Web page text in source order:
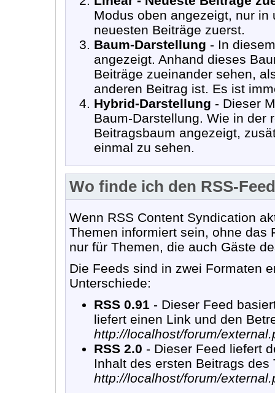
Modus oben angezeigt, nur
neuesten Beiträge zuerst.
Baum-Darstellung - In
angezeigt. Anhand dieses
Beiträge zueinander sehen,
anderen Beitrag ist. Es ist
Hybrid-Darstellung - Dieser
Baum-Darstellung. Wie in der
Beitragsbaum angezeigt,
einmal zu sehen.
Wo finde ich den RSS-
Wenn RSS Content Syndication
Themen informiert sein, ohne das
nur für Themen, die auch Gäste
Die Feeds sind in zwei Formaten
Unterschiede:
RSS 0.91 - Dieser Feed
liefert einen Link und den
http://localhost/forum/
RSS 2.0 - Dieser Feed liefert
Inhalt des ersten Beitrags des
http://localhost/forum/